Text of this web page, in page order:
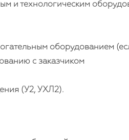
и технологическим
оборудованием
с заказчиком
(У2, УХЛ2).